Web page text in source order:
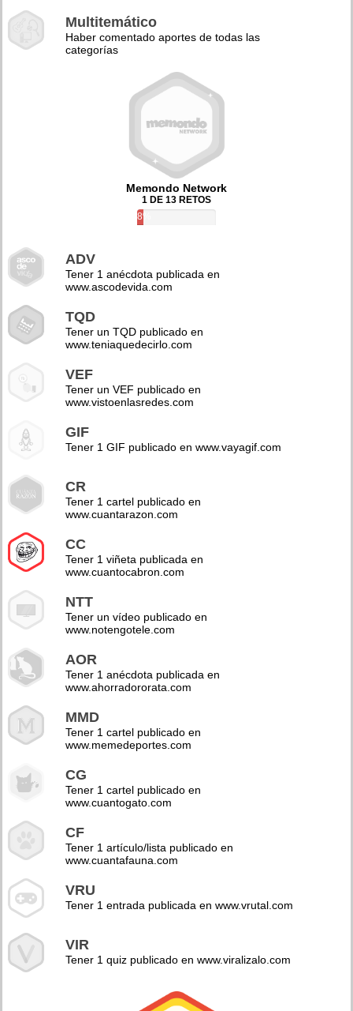
Multitemático
Haber comentado aportes de todas las
categorías
Memondo Network
1 DE 13 RETOS
8%
ADV
Tener 1 anécdota publicada en
www.ascodevida.com
TQD
Tener un TQD publicado en
www.teniaquedecirlo.com
VEF
Tener un VEF publicado en
www.vistoenlasredes.com
GIF
Tener 1 GIF publicado en www.vayagif.com
CR
Tener 1 cartel publicado en
www.cuantarazon.com
CC
Tener 1 viñeta publicada en
www.cuantocabron.com
NTT
Tener un vídeo publicado en
www.notengotele.com
AOR
Tener 1 anécdota publicada en
www.ahorradororata.com
MMD
Tener 1 cartel publicado en
www.memedeportes.com
CG
Tener 1 cartel publicado en
www.cuantogato.com
CF
Tener 1 artículo/lista publicado en
www.cuantafauna.com
VRU
Tener 1 entrada publicada en www.vrutal.com
VIR
Tener 1 quiz publicado en www.viralizalo.com